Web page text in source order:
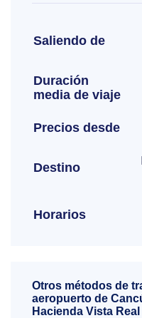
Saliendo de
Duración
media de viaje
Precios desde
Destino
Horarios
Otros métodos de
aeropuerto de
Hacienda Vista Real